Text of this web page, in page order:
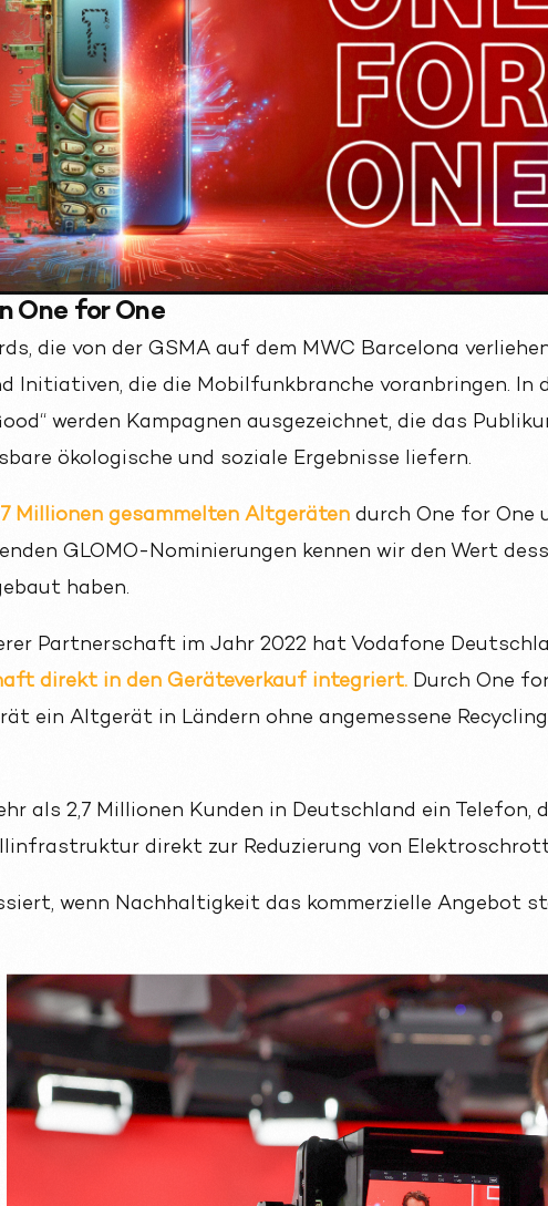
One for One
die von der GSMA auf dem MWC Barcelona
Initiativen, die die Mobilfunkbranche voranbringen. In
werden Kampagnen ausgezeichnet, die das
ökologische und soziale Ergebnisse liefern.
Millionen gesammelten Altgerätendurch One for One
GLOMO-Nominierungen kennen wir den Wert
haben.
Partnerschaft im Jahr 2022 hat Vodafone
direkt in den Geräteverkauf integriert.Durch One
ein Altgerät in Ländern ohne angemessene
als 2,7 Millionen Kunden in Deutschland ein Telefon,
direkt zur Reduzierung von
wenn Nachhaltigkeit das kommerzielle Angebot